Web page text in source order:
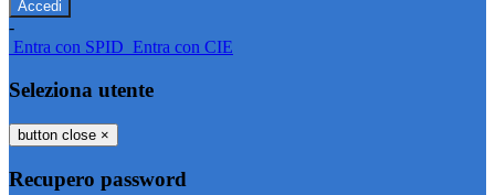
-
Entra con SPID Entra con CIE
Seleziona utente
button close ×
Recupero password